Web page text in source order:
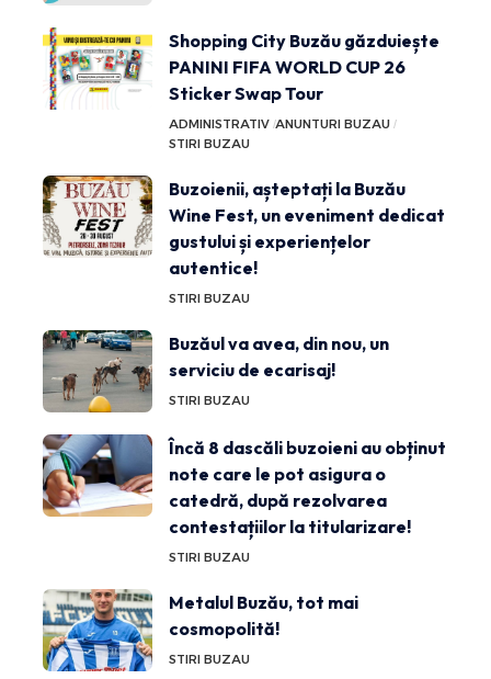
Shopping City Buzău găzduiește
PANINI FIFA WORLD CUP 26
Sticker Swap Tour
ADMINISTRATIV ANUNTURI BUZAU
STIRI BUZAU
Buzoienii, așteptați la Buzău
Wine Fest, un eveniment dedicat
gustului și experiențelor
autentice!
STIRI BUZAU
Buzăul va avea, din nou, un
serviciu de ecarisaj!
STIRI BUZAU
Încă 8 dascăli buzoieni au obținut
note care le pot asigura o
catedră, după rezolvarea
contestațiilor la titularizare!
STIRI BUZAU
Metalul Buzău, tot mai
cosmopolită!
STIRI BUZAU